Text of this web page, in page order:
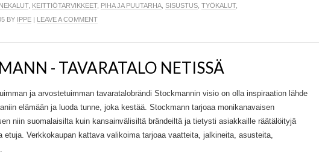
, KEITTIÖTARVIKKEET, PIHA JA PUUTARHA SISUSTUS TYÖKALUT,
BY IPPE | LEAVE A COMMENT
- TAVARATALO NETISSÄ
ja arvostetuimman tavaratalobrändi Stockmannin visio on olla inspiraation lähde
elämään ja luoda tunne, joka kestää. Stockmann tarjoaa monikanavaisen
niin suomalaisilta kuin kansainvälisiltä brändeiltä ja tietysti asiakkaille räätälöityjä
etuja. Verkkokaupan kattava valikoima tarjoaa vaatteita, jalkineita, asusteita,